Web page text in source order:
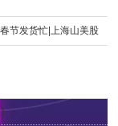
节发货忙|上海山美股